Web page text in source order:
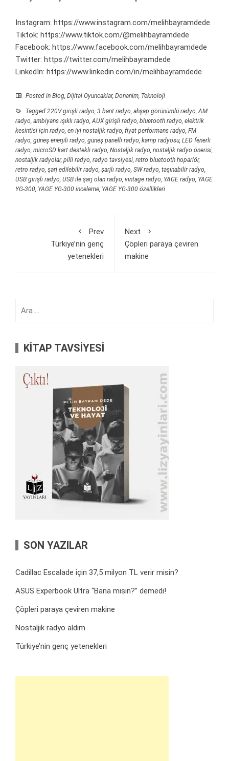
Instagram: https://www.instagram.com/melihbayramdede
Tiktok: https://www.tiktok.com/@melihbayramdede
Facebook: https://www.facebook.com/melihbayramdede
Twitter: https://twitter.com/melihbayramdede
LinkedIn: https://www.linkedin.com/in/melihbayramdede
Posted in Blog Dijital Oyuncaklar, Donanim Teknoloji
Tagged 220V girişli radyo 3 bant radyo ahşap görünümlü radyo AM
radyo ambiyans ışıklı radyo AUX girişli radyo bluetooth radyo elektrik
kesintisi için radyo en iyi nostaljik radyo fiyat performans radyo FM
radyo güneş enerjili radyo güneş panelli radyo kamp radyosu LED fenerli
radyo microSD kart destekli radyo Nostaljik radyo nostaljik radyo önerisi
nostaljik radyolar, pilli radyo radyo tavsiyesi retro bluetooth hoparlör,
retro radyo şarj edilebilir radyo şarjlı radyo SW radyo taşınabilir radyo
USB girişli radyo USB ile şarj olan radyo vintage radyo YAGE radyo YAGE
YG-300 YAGE YG-300 inceleme YAGE YG-300 özellikleri
Prev
Türkiye’nin genç
yetenekleri
Next
Çöpleri paraya çeviren
makine
KİTAP TAVSİYESİ
SON YAZILAR
Cadillac Escalade için 37,5 milyon TL verir misin?
ASUS Experbook Ultra “Bana mısın?” demedi!
Çöpleri paraya çeviren makine
Nostaljik radyo aldım
Türkiye’nin genç yetenekleri